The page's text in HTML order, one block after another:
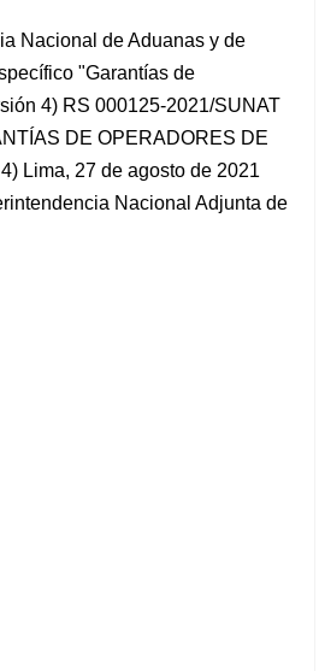
Nacional de Aduanas y de
"Garantías de
4) RS 000125-2021/SUNAT
DE OPERADORES DE
Lima, 27 de agosto de 2021
Nacional Adjunta de